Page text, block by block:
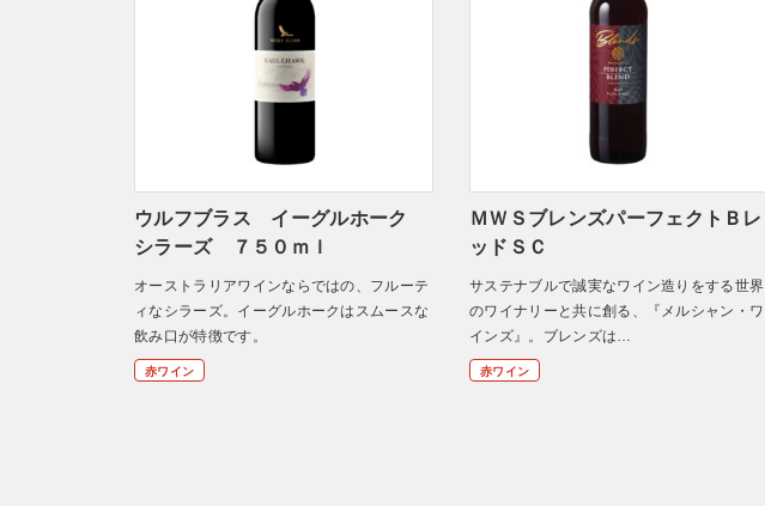
ウルフブラス イーグルホーク
シラーズ ７５０ｍｌ
オーストラリアワインならではの、フルーテ
ィなシラーズ。イーグルホークはスムースな
飲み口が特徴です。
赤ワイン
ＭＷＳブレンズパーフェクトＢレ
ッドＳＣ
サステナブルで誠実なワイン造りをする世界
のワイナリーと共に創る、『メルシャン・ワ
インズ』。ブレンズは…
赤ワイン